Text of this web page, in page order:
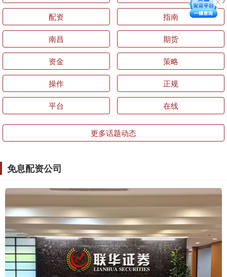
配资 指南
南昌 期货
资金 策略
操作 正规
平台 在线
更多话题动态
免息配资公司